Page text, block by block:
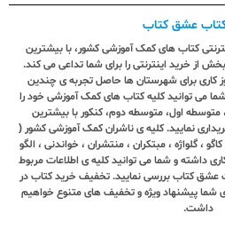
عشق کتاب
کتاب های کمک آموزشی کشور، با بیشترین
از خرید اینترنتی را برای شما تداعی می کند.
سه روز کاری برای شهرستان ها حاصل تجربه ی چندین
می توانید کلیه کتاب های کمک آموزشی خود را
متوسطه اول، متوسطه دوم، کنکور با بیشترین
نمایید. کلیه ی ناشران کمک آموزشی کشور (
، گلواژه ، مبتکران ، منتشران ، خواندنی ، الگو
داشته و شما می توانید کلیه ی اطلاعات مربوط
عشق کتاب بررسی نمایید. تخفیف خرید کتاب در
شما پیشنهاد ویژه و تخفیف های متنوع خواهیم
داشت.